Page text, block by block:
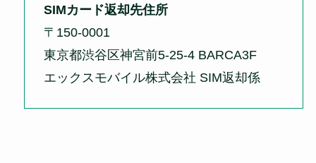
SIMカード返却先住所
〒150-0001
東京都渋谷区神宮前5-25-4 BARCA3F
エックスモバイル株式会社 SIM返却係